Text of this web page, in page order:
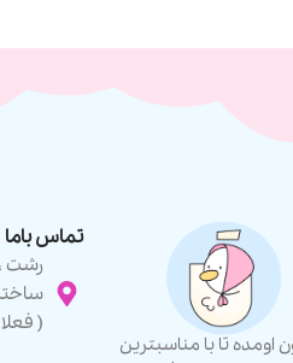
اومده تا با مناسبترین
تماس باما
رشت
(